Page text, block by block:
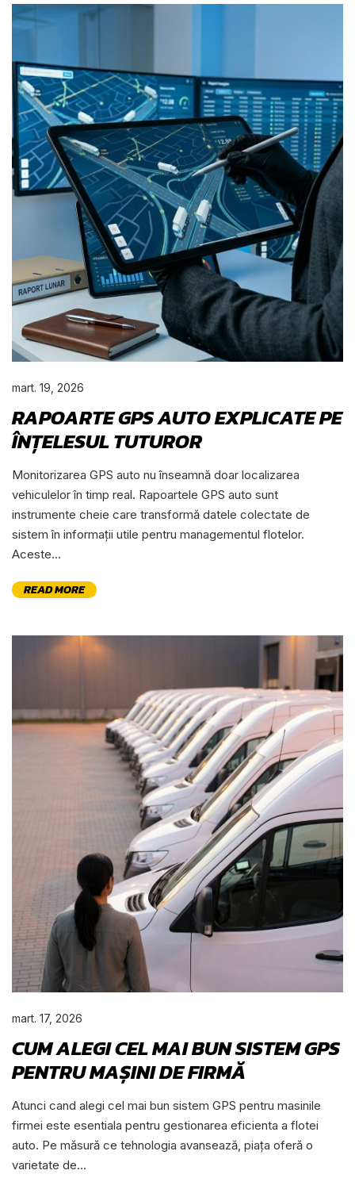
mart. 19, 2026
RAPOARTE GPS AUTO EXPLICATE PE
ÎNȚELESUL TUTUROR
Monitorizarea GPS auto nu înseamnă doar localizarea
vehiculelor în timp real. Rapoartele GPS auto sunt
instrumente cheie care transformă datele colectate de
sistem în informații utile pentru managementul flotelor.
Aceste...
READ MORE
mart. 17, 2026
CUM ALEGI CEL MAI BUN SISTEM GPS
PENTRU MAȘINI DE FIRMĂ
Atunci cand alegi cel mai bun sistem GPS pentru masinile
firmei este esentiala pentru gestionarea eficienta a flotei
auto. Pe măsură ce tehnologia avansează, piața oferă o
varietate de...